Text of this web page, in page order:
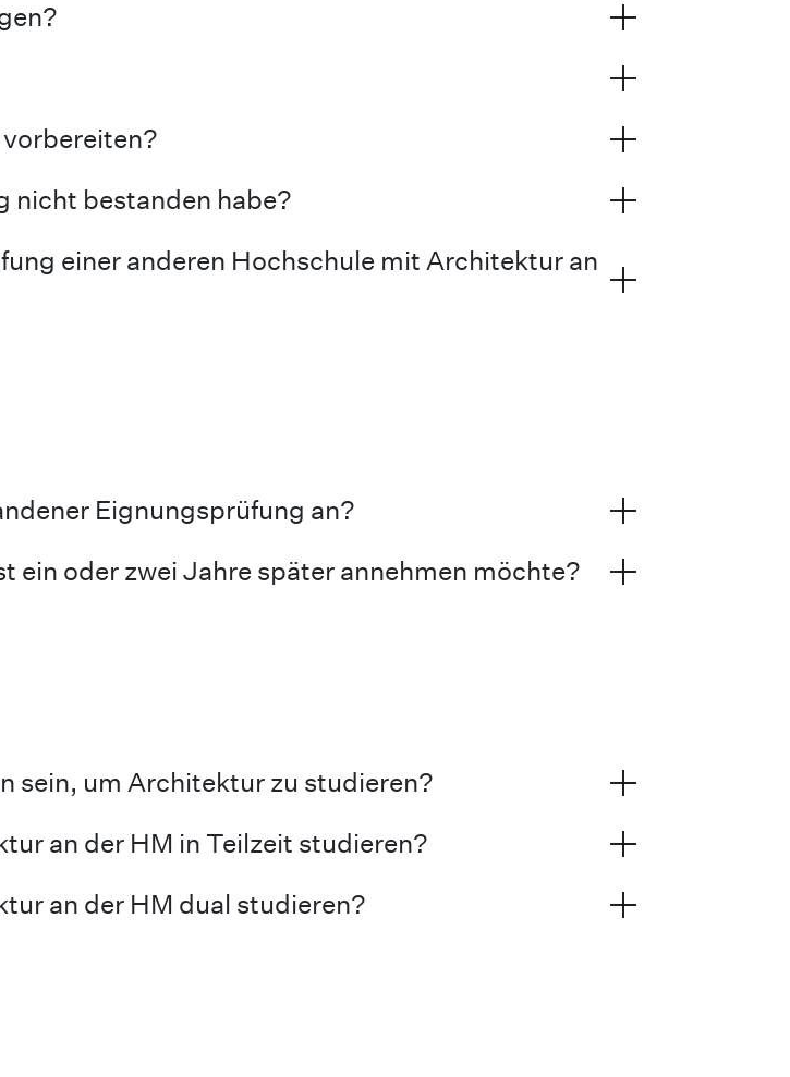
nicht bestanden habe?
einer anderen Hochschule mit Architektur an
Eignungsprüfung an?
ein oder zwei Jahre später annehmen möchte?
sein, um Architektur zu studieren?
an der HM in Teilzeit studieren?
an der HM dual studieren?